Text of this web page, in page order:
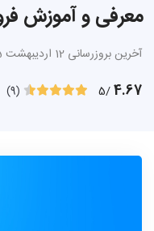
معرفی و آموزش
آخرین بروزرسانی 12 اردیبهشت 1405
4.67
/5
(9)